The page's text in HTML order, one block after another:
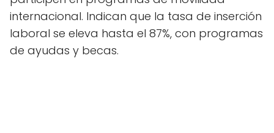
internacional. Indican que la tasa de inserción
laboral se eleva hasta el 87%, con programas
de ayudas y becas.